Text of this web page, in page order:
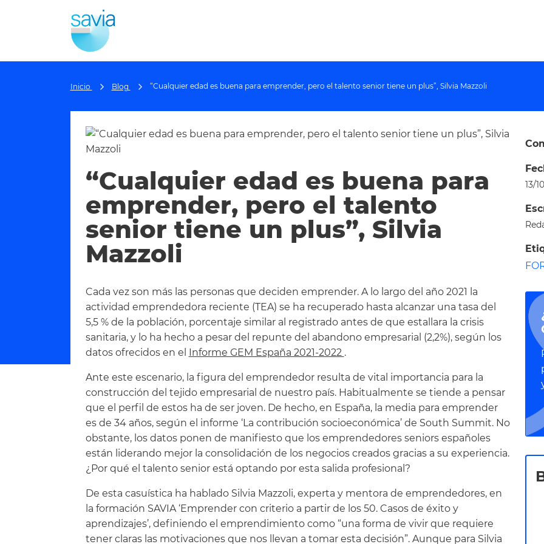
Inicio Blog “Cualquier edad es buena para emprender, pero el talento senior tiene un plus”, Silvia Mazzoli
“Cualquier edad es buena para
emprender, pero el talento
senior tiene un plus”, Silvia
Mazzoli
Cada vez son más las personas que deciden emprender. A lo largo del año 2021 la
actividad emprendedora reciente (TEA) se ha recuperado hasta alcanzar una tasa del
5,5 % de la población, porcentaje similar al registrado antes de que estallara la crisis
sanitaria, y lo ha hecho a pesar del repunte del abandono empresarial (2,2%), según los
datos ofrecidos en el Informe GEM España 2021-2022 .
Ante este escenario, la figura del emprendedor resulta de vital importancia para la
construcción del tejido empresarial de nuestro país. Habitualmente se tiende a pensar
que el perfil de estos ha de ser joven. De hecho, en España, la media para emprender
es de 34 años, según el informe ‘La contribución socioeconómica’ de South Summit. No
obstante, los datos ponen de manifiesto que los emprendedores seniors españoles
están liderando mejor la consolidación de los negocios creados gracias a su experiencia.
¿Por qué el talento senior está optando por esta salida profesional?
De esta casuística ha hablado Silvia Mazzoli, experta y mentora de emprendedores, en
la formación SAVIA ‘Emprender con criterio a partir de los 50. Casos de éxito y
aprendizajes’, definiendo el emprendimiento como “una forma de vivir que requiere
tener claras las motivaciones que nos llevan a tomar esta decisión”. Aunque para Silvia
13/